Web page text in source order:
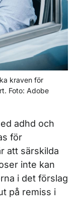
kraven för
Foto: Adobe
adhd och
för
att särskilda
inte kan
i det förslag
på remiss i